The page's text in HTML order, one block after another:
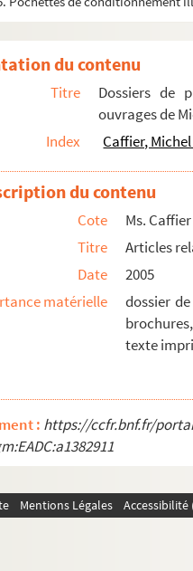
du contenu
Titre
Dossiers de
ouvrages de
Index
Caffier,
du contenu
Cote
Ms.
Titre
Articles
Date
2005
matérielle
dossier
texte
: https://ccfr.bnf.fr/
Mentions Légales